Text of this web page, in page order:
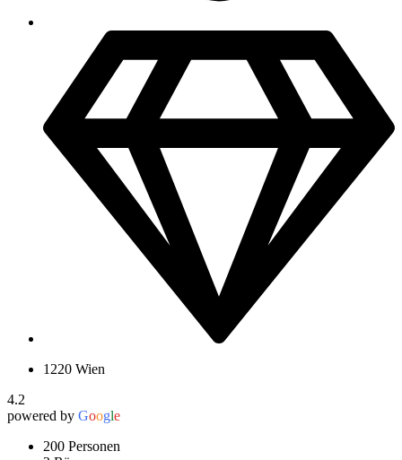
1220 Wien
4.2
powered by Google
200 Personen